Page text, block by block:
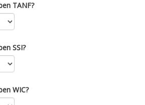
TANF?
SSI?
WIC?